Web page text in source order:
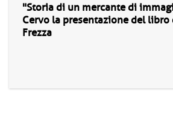
"Storia di un mercante di
Cervo la presentazione del libro
Frezza